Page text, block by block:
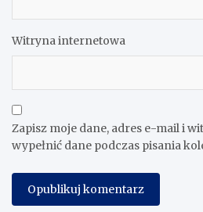
Witryna internetowa
Zapisz moje dane, adres e-mail i
wypełnić dane podczas pisania